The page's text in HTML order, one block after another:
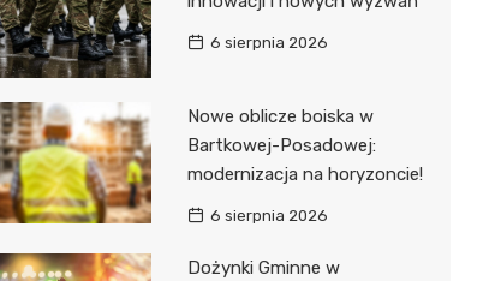
6 sierpnia 2026
Nowe oblicze boiska w
Bartkowej-Posadowej:
modernizacja na horyzoncie!
6 sierpnia 2026
Dożynki Gminne w